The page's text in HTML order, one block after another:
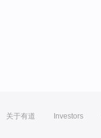
关于有道 Investors